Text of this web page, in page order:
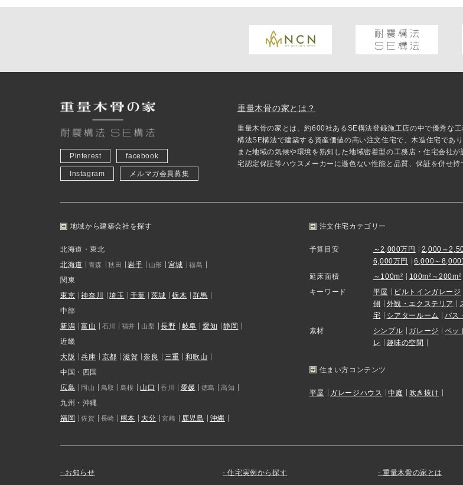
Pinterest facebook
Instagram メルマガ会員募集
重量木骨の家とは？
重量木骨の家とは、約600社あるSE構法登録施工店の中で優秀な
構法SE構法で建築する資産価値の高い注文住宅で、木造住宅であ
また地域の気候や環境を熟知した地域密着型の工務店・住宅会社
宅認定保証等ハウスメーカーに遜色ない性能と品質、保証を併せ持
地域から建築会社を探す
北海道・東北
北海道
青森 秋田 岩手 山形 宮城 福島
関東
東京
神奈川 埼玉 千葉 茨城 栃木
群馬
中部
新潟
富山 石川 福井 山梨 長野 岐阜 愛知
静岡
近畿
大阪
兵庫 京都 滋賀 奈良 三重
和歌山
中国・四国
広島
岡山 鳥取 島根 山口 香川 愛媛 徳島 高知
九州・沖縄
福岡
佐賀 長崎 熊本 大分 宮崎 鹿児島 沖縄
注文住宅カテゴリー
予算目安 ～2,000万円 2,000～
6,000万円
6,000～8,000
延床面積
～100m² 100m²～200m²
キーワード
平屋 ビルトインガレージ
側
外観・エクステリア
宅
シアタールーム バス
素材
シンプル ガレージ ペッ
レ
趣味の空間
住まい方コンテンツ
平屋 ガレージハウス 中庭 吹き抜け
お知らせ 住宅実例から探す 重量木骨の家とは